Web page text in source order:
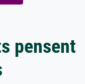
pensent